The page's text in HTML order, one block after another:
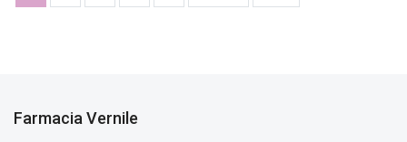
Farmacia Vernile